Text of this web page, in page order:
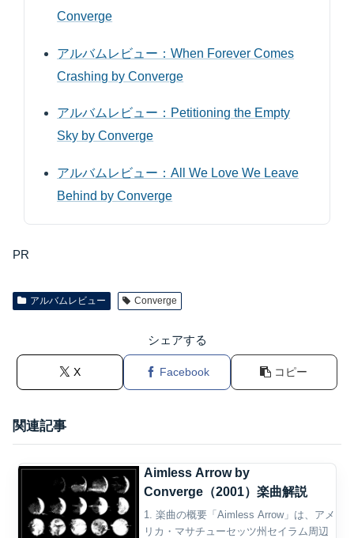
Converge
アルバムレビュー：When Forever Comes
Crashing by Converge
アルバムレビュー：Petitioning the Empty
Sky by Converge
アルバムレビュー：All We Love We Leave
Behind by Converge
PR
アルバムレビュー Converge
シェアする
X Facebook コピー
関連記事
Aimless Arrow by
Converge（2001）楽曲解説
1. 楽曲の概要「Aimless Arrow」は、アメ
リカ・マサチューセッツ州セイラム周辺